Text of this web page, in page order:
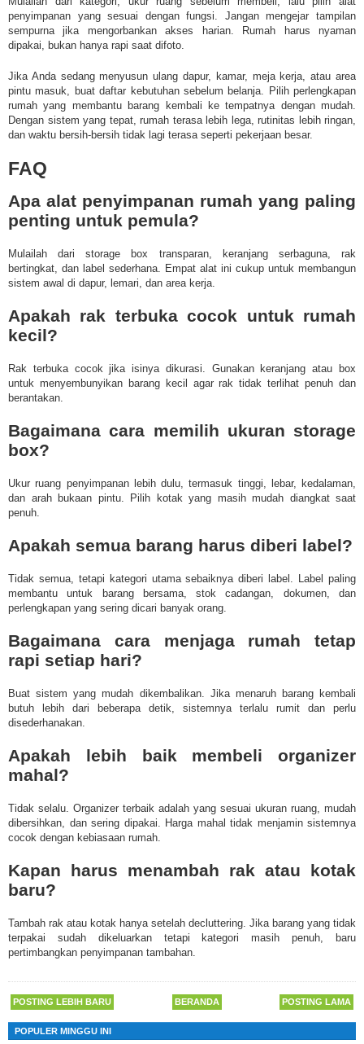
penyimpanan yang sesuai dengan fungsi. Jangan mengejar tampilan
sempurna jika mengorbankan akses harian. Rumah harus nyaman
dipakai, bukan hanya rapi saat difoto.
Jika Anda sedang menyusun ulang dapur, kamar, meja kerja, atau area
pintu masuk, buat daftar kebutuhan sebelum belanja. Pilih perlengkapan
rumah yang membantu barang kembali ke tempatnya dengan mudah.
Dengan sistem yang tepat, rumah terasa lebih lega, rutinitas lebih ringan,
dan waktu bersih-bersih tidak lagi terasa seperti pekerjaan besar.
FAQ
Apa alat penyimpanan rumah yang paling
penting untuk pemula?
Mulailah dari storage box transparan, keranjang serbaguna, rak
bertingkat, dan label sederhana. Empat alat ini cukup untuk membangun
sistem awal di dapur, lemari, dan area kerja.
Apakah rak terbuka cocok untuk rumah
kecil?
Rak terbuka cocok jika isinya dikurasi. Gunakan keranjang atau box
untuk menyembunyikan barang kecil agar rak tidak terlihat penuh dan
berantakan.
Bagaimana cara memilih ukuran storage
box?
Ukur ruang penyimpanan lebih dulu, termasuk tinggi, lebar, kedalaman,
dan arah bukaan pintu. Pilih kotak yang masih mudah diangkat saat
penuh.
Apakah semua barang harus diberi label?
Tidak semua, tetapi kategori utama sebaiknya diberi label. Label paling
membantu untuk barang bersama, stok cadangan, dokumen, dan
perlengkapan yang sering dicari banyak orang.
Bagaimana cara menjaga rumah tetap
rapi setiap hari?
Buat sistem yang mudah dikembalikan. Jika menaruh barang kembali
butuh lebih dari beberapa detik, sistemnya terlalu rumit dan perlu
disederhanakan.
Apakah lebih baik membeli organizer
mahal?
Tidak selalu. Organizer terbaik adalah yang sesuai ukuran ruang, mudah
dibersihkan, dan sering dipakai. Harga mahal tidak menjamin sistemnya
cocok dengan kebiasaan rumah.
Kapan harus menambah rak atau kotak
baru?
Tambah rak atau kotak hanya setelah decluttering. Jika barang yang tidak
terpakai sudah dikeluarkan tetapi kategori masih penuh, baru
pertimbangkan penyimpanan tambahan.
POSTING LEBIH BARU POSTING LAMA
BERANDA
POPULER MINGGU INI